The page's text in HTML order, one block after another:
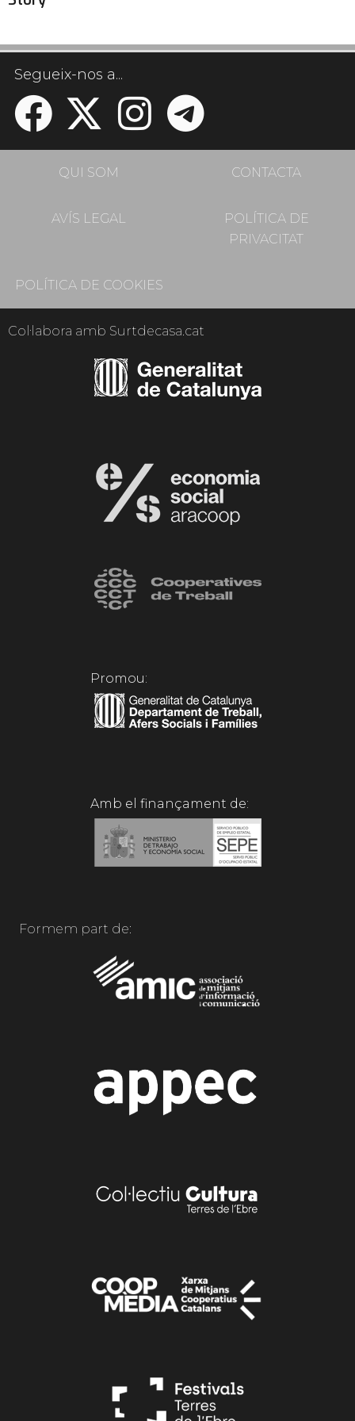
Segueix-nos a...
QUI SOM CONTACTA
AVÍS LEGAL
POLÍTICA DE
PRIVACITAT
POLÍTICA DE COOKIES
Col·labora amb Surtdecasa.cat
Promou:
Amb el finançament de:
Formem part de: